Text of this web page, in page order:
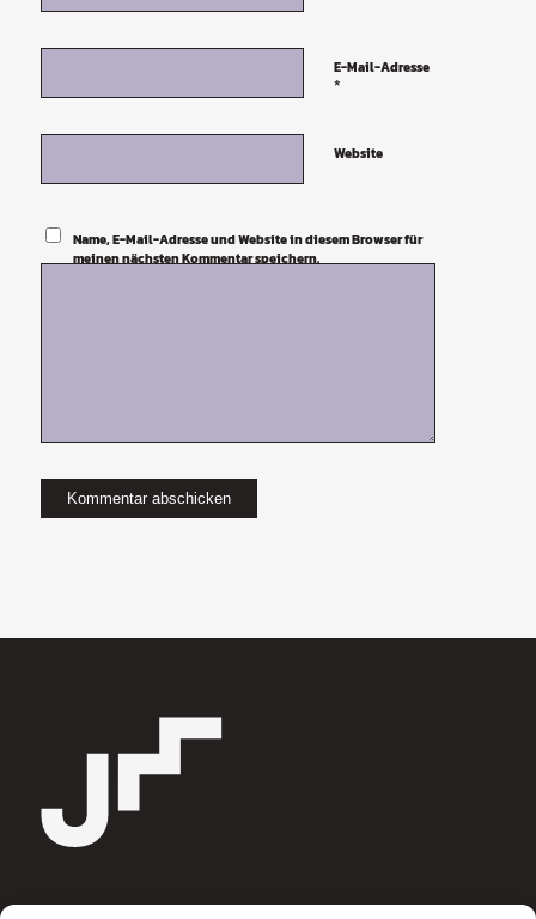
E-Mail-Adresse
*
Website
Name, E-Mail-Adresse und Website in diesem Browser für
meinen nächsten Kommentar speichern.